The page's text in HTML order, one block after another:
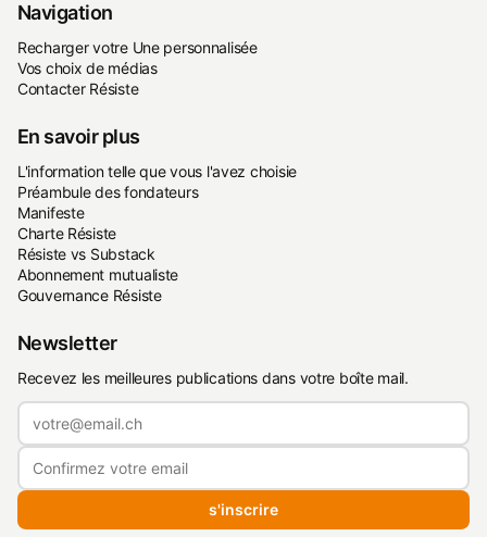
Navigation
Recharger votre Une personnalisée
Vos choix de médias
Contacter Résiste
En savoir plus
L'information telle que vous l'avez choisie
Préambule des fondateurs
Manifeste
Charte Résiste
Résiste vs Substack
Abonnement mutualiste
Gouvernance Résiste
Newsletter
Recevez les meilleures publications dans votre boîte mail.
s'inscrire